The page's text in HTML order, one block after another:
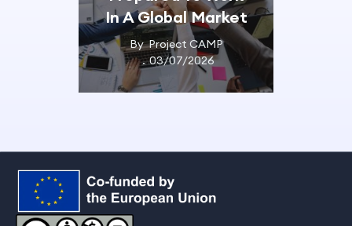
Global Market
Project CAMP
03/07/2026
Placement
By Project CAMP
18/06/2026